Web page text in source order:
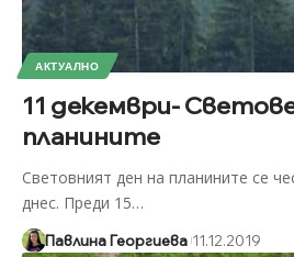
АКТУАЛНО
11 декември-
планините
Световният ден на планините се
днес. Преди 15…
Павлина Георгиева 11.12.2019